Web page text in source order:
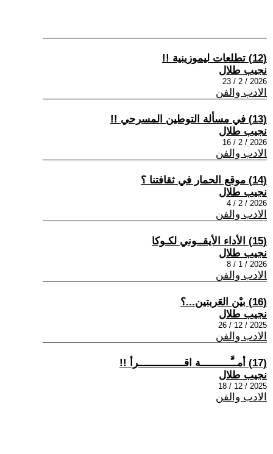
(12) تطلعات ليموزينية !!
نجيب طلال
2026 / 2 / 23
الادب والفن
(13) في مسألة التوطين المسرحي !!
نجيب طلال
2026 / 2 / 16
الادب والفن
(14) موقع الحمار في ثقافتنا ؟
نجيب طلال
2026 / 2 / 4
الادب والفن
(15) الأداء الأيقــوني لكـوكا
نجيب طلال
2026 / 1 / 8
الادب والفن
(16) بيْن العَربتين...؟
نجيب طلال
2025 / 12 / 26
الادب والفن
(17) أمــَّــــــــــة اقـــــــــــــــرأ !!
نجيب طلال
2025 / 12 / 18
الادب والفن